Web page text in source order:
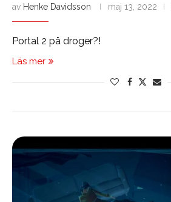
av Henke Davidsson maj 13, 2022
Portal 2 på droger?!
Läs mer